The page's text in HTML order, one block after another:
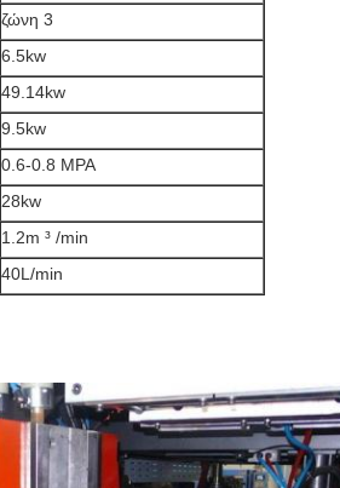
ζώνη 3
6.5kw
49.14kw
9.5kw
0.6-0.8 MPA
28kw
1.2m ³ /min
40L/min